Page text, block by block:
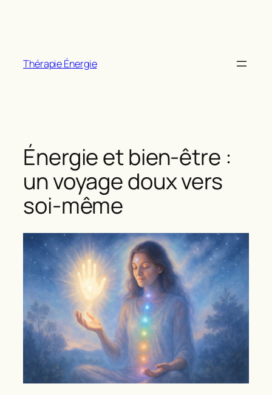
Thérapie Énergie
Énergie et bien-être :
un voyage doux vers
soi-même